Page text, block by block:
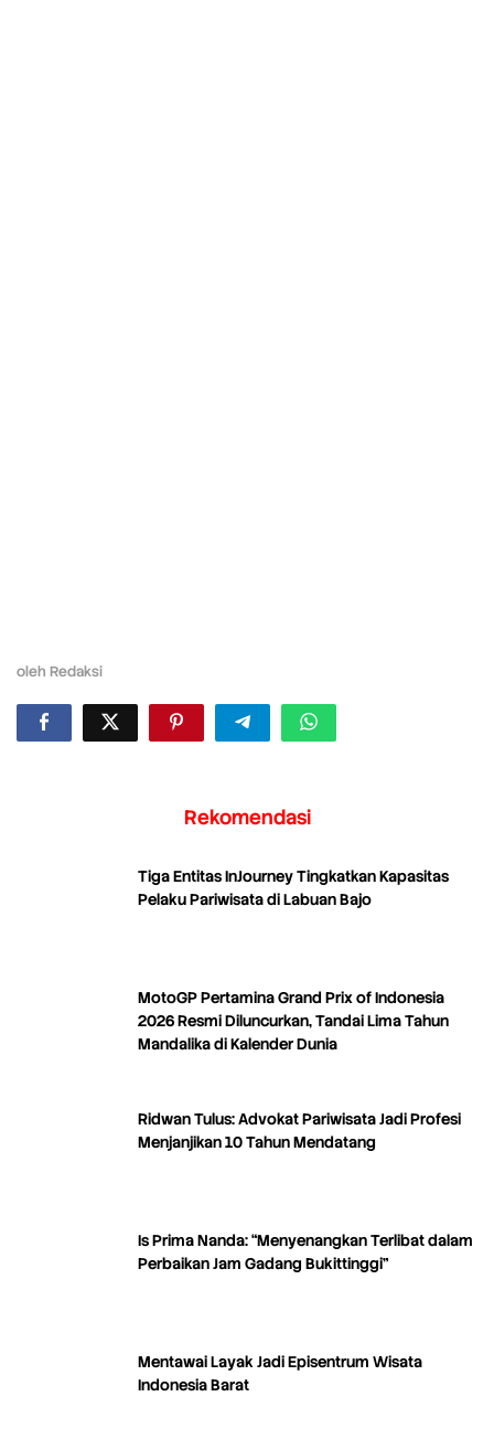
oleh Redaksi
Rekomendasi
Tiga Entitas InJourney Tingkatkan Kapasitas
Pelaku Pariwisata di Labuan Bajo
MotoGP Pertamina Grand Prix of Indonesia
2026 Resmi Diluncurkan, Tandai Lima Tahun
Mandalika di Kalender Dunia
Ridwan Tulus: Advokat Pariwisata Jadi Profesi
Menjanjikan 10 Tahun Mendatang
Is Prima Nanda: “Menyenangkan Terlibat dalam
Perbaikan Jam Gadang Bukittinggi”
Mentawai Layak Jadi Episentrum Wisata
Indonesia Barat